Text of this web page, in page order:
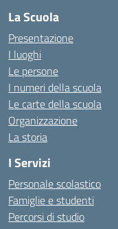
La Scuola
Presentazione
I luoghi
Le persone
I numeri della scuola
Le carte della scuola
Organizzazione
La storia
I Servizi
Personale scolastico
Famiglie e studenti
Percorsi di studio